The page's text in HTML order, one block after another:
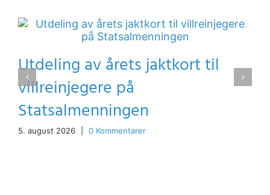
Utdeling av årets jaktkort til
villreinjegere på
Statsalmenningen
5. august 2026 0 Kommentarer